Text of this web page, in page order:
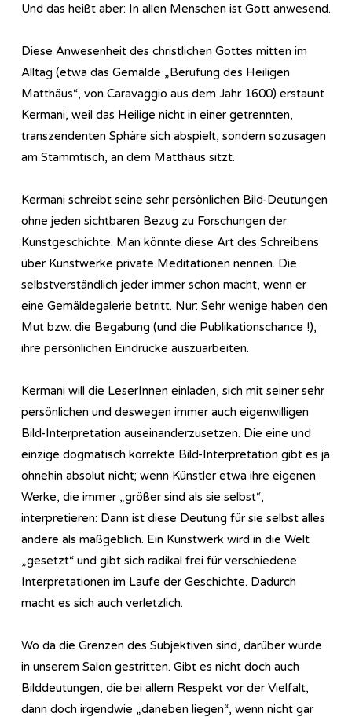
Und das heißt aber: In allen Menschen ist Gott anwesend.
Diese Anwesenheit des christlichen Gottes mitten im
Alltag (etwa das Gemälde „Berufung des Heiligen
Matthäus“, von Caravaggio aus dem Jahr 1600) erstaunt
Kermani, weil das Heilige nicht in einer getrennten,
transzendenten Sphäre sich abspielt, sondern sozusagen
am Stammtisch, an dem Matthäus sitzt.
Kermani schreibt seine sehr persönlichen Bild-Deutungen
ohne jeden sichtbaren Bezug zu Forschungen der
Kunstgeschichte. Man könnte diese Art des Schreibens
über Kunstwerke private Meditationen nennen. Die
selbstverständlich jeder immer schon macht, wenn er
eine Gemäldegalerie betritt. Nur: Sehr wenige haben den
Mut bzw. die Begabung (und die Publikationschance !),
ihre persönlichen Eindrücke auszuarbeiten.
Kermani will die LeserInnen einladen, sich mit seiner sehr
persönlichen und deswegen immer auch eigenwilligen
Bild-Interpretation auseinanderzusetzen. Die eine und
einzige dogmatisch korrekte Bild-Interpretation gibt es ja
ohnehin absolut nicht; wenn Künstler etwa ihre eigenen
Werke, die immer „größer sind als sie selbst“,
interpretieren: Dann ist diese Deutung für sie selbst alles
andere als maßgeblich. Ein Kunstwerk wird in die Welt
„gesetzt“ und gibt sich radikal frei für verschiedene
Interpretationen im Laufe der Geschichte. Dadurch
macht es sich auch verletzlich.
Wo da die Grenzen des Subjektiven sind, darüber wurde
in unserem Salon gestritten. Gibt es nicht doch auch
Bilddeutungen, die bei allem Respekt vor der Vielfalt,
dann doch irgendwie „daneben liegen“, wenn nicht gar